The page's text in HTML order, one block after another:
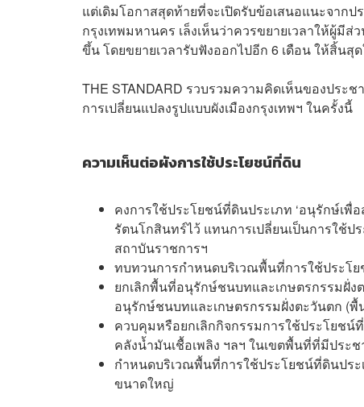
แต่เดิมโอกาสสุดท้ายที่จะเปิดรับข้อเสนอแนะจา
กรุงเทพมหานคร เล็งเห็นว่าควรขยายเวลาให้ผู้มี
ขึ้น โดยขยายเวลารับฟังออกไปอีก 6 เดือน ให้สิ้นสุ
THE STANDARD รวบรวมความคิดเห็นของประ
การเปลี่ยนแปลงรูปแบบผังเมืองกรุงเทพฯ ในครั้งนี้
ความเห็นต่อผังการใช้ประโยชน์ที่ดิน
คงการใช้ประโยชน์ที่ดินประเภท ‘อนุรักษ์เ
รัตนโกสินทร์ไว้ แทนการเปลี่ยนเป็นการใ
สถาบันราชการฯ
ทบทวนการกำหนดบริเวณพื้นที่การใช้ประโ
ยกเลิกพื้นที่อนุรักษ์ชนบทและเกษตรกรรมฝั่
อนุรักษ์ชนบทและเกษตรกรรมฝั่งตะวันตก (
ควบคุมหรือยกเลิกกิจกรรมการใช้ประโยช
คลังน้ำมันเชื้อเพลิง ฯลฯ ในเขตพื้นที่ที่มีประ
กำหนดบริเวณพื้นที่การใช้ประโยชน์ที่ดินปร
ขนาดใหญ่